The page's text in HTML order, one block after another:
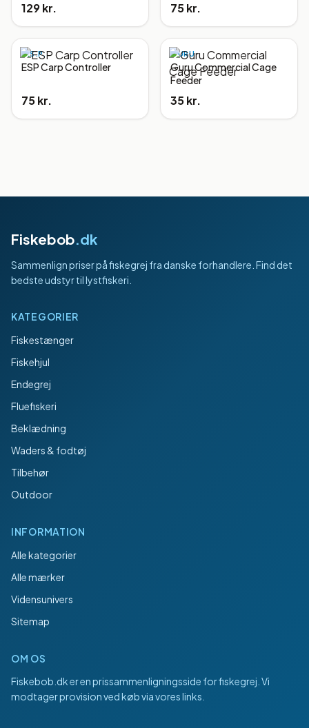
129 kr. 75 kr.
E.S.P.
ESP Carp Controller
75 kr.
GURU
Guru Commercial Cage
Feeder
35 kr.
Fiskebob.dk
Sammenlign priser på fiskegrej fra danske forhandlere. Find det
bedste udstyr til lystfiskeri.
KATEGORIER
Fiskestænger
Fiskehjul
Endegrej
Fluefiskeri
Beklædning
Waders & fodtøj
Tilbehør
Outdoor
INFORMATION
Alle kategorier
Alle mærker
Vidensunivers
Sitemap
OM OS
Fiskebob.dker en prissammenligningsside for fiskegrej. Vi
modtager provision ved køb via vores links.